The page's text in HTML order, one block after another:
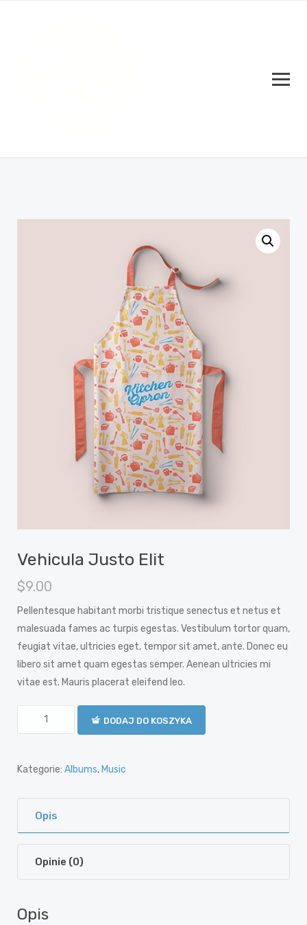
Vehicula Justo Elit
$9.00
Pellentesque habitant morbi tristique senectus et netus et
malesuada fames ac turpis egestas. Vestibulum tortor quam,
feugiat vitae, ultricies eget, tempor sit amet, ante. Donec eu
libero sit amet quam egestas semper. Aenean ultricies mi
vitae est. Mauris placerat eleifend leo.
DODAJ DO KOSZYKA
Kategorie: Albums, Music
Opis
Opinie (0)
Opis